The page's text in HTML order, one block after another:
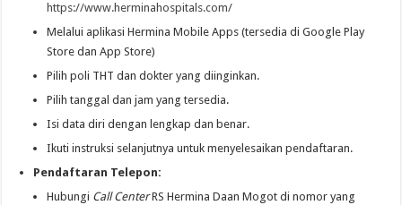
https://www.herminahospitals.com/
Melalui aplikasi Hermina Mobile Apps (tersedia di Google Play
Store dan App Store)
Pilih poli THT dan dokter yang diinginkan.
Pilih tanggal dan jam yang tersedia.
Isi data diri dengan lengkap dan benar.
Ikuti instruksi selanjutnya untuk menyelesaikan pendaftaran.
Pendaftaran Telepon:
Hubungi Call CenterRS Hermina Daan Mogot di nomor yang